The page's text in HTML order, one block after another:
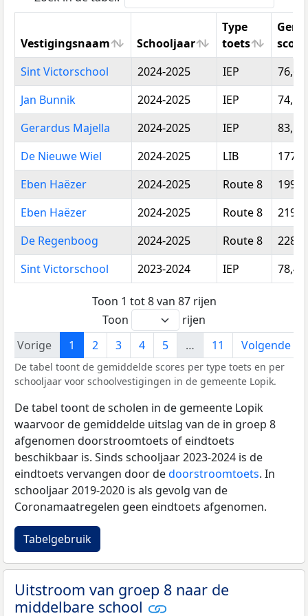
Vestigingsnaam Schooljaar
Type
toets
score
Vestigingsnaam
Schooljaar
Type
toets
score
Sint Victorschool 2024-2025 IEP
76,69
Jan Bunnik
2024-2025 IEP
74,19
Gerardus Majella
2024-2025 IEP
83,50
De Nieuwe Wiel
2024-2025 LIB
Eben Haëzer
2024-2025 Route 8
Eben Haëzer
2024-2025 Route 8
De Regenboog
2024-2025 Route 8
Sint Victorschool
2023-2024 IEP 78,46
Toon 1 tot 8 van 87 rijen
Toon
rijen
Vorige
1 2 3 4 5 … 11 Volgende
De tabel toont de gemiddelde scores per type toets en per
schooljaar voor schoolvestigingen in de gemeente Lopik.
De tabel toont de scholen in de gemeente Lopik
waarvoor de gemiddelde uitslag van de in groep 8
afgenomen doorstroomtoets of eindtoets
beschikbaar is. Sinds schooljaar 2023-2024 is de
eindtoets vervangen door dedoorstroomtoets. In
schooljaar 2019-2020 is als gevolg van de
Coronamaatregelen geen eindtoets afgenomen.
Tabelgebruik
Uitstroom van groep 8 naar de
middelbare school